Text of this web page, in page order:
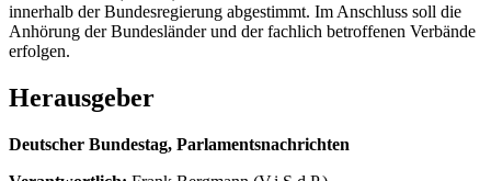
innerhalb der Bundesregierung abgestimmt. Im Anschluss soll die
Anhörung der Bundesländer und der fachlich betroffenen Verbände
erfolgen.
Herausgeber
Deutscher Bundestag, Parlamentsnachrichten